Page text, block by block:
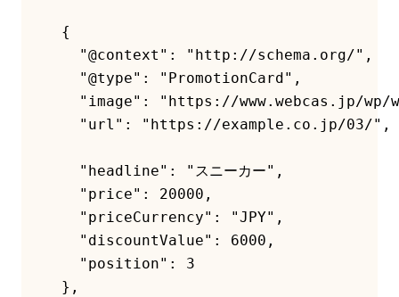
  {
    "@context": "http://schema.org/",
    "@type": "PromotionCard",
"image": "https://www.webcas.jp/
    "url": "https://example.co.jp/03/",
    "headline": "スニーカー",
    "price": 20000,
    "priceCurrency": "JPY",
    "discountValue": 6000,
    "position": 3
  },